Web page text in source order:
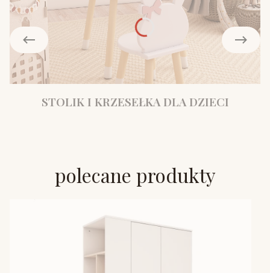
STOLIK I KRZESEŁKA DLA DZIECI
polecane produkty